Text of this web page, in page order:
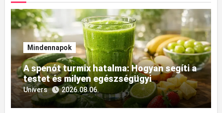
Mindennapok
A spenót turmix hatalma: Hogyan segíti a
testet és milyen egészségügyi
előnyökkel jár?
Univers 2026.08.06.